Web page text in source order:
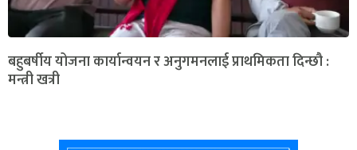
बहुबर्षीय योजना कार्यान्वयन र अनुगमनलाई प्राथमिकता दिन्छौ :
मन्त्री खत्री